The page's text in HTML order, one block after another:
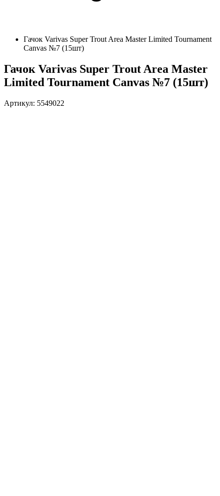
Гачок Varivas Super Trout Area Master Limited Tournament
Canvas №7 (15шт)
Гачок Varivas Super Trout Area Master
Limited Tournament Canvas №7 (15шт)
Артикул: 5549022